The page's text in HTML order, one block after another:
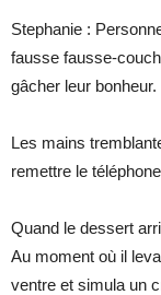
Stephanie :
fausse fausse-
gâcher leur bonheur.
Les mains
remettre le
Quand le dessert
Au moment où il
ventre et simula un